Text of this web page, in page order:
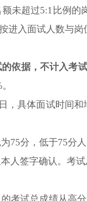
未超过5:1比例
进入面试人数与
依据，不计入考
，具体面试时间和
75分，低于75分
人签字确认。考
考试总成绩从高